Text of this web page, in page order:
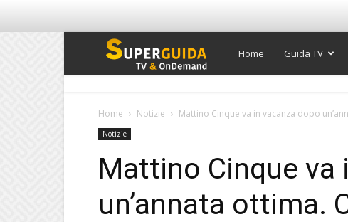
Super
Home Guida TV
Home Notizie Mattino Cinque va in vacanza dopo
Notizie
Mattino Cinque va
un’annata ottima.